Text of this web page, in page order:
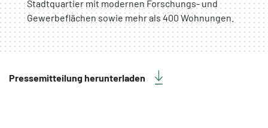
Stadtquartier mit modernen Forschungs- und
Gewerbeflächen sowie mehr als 400 Wohnungen.
Pressemitteilung herunterladen